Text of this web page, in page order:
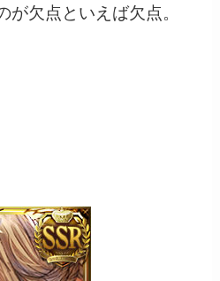
が欠点といえば欠点。